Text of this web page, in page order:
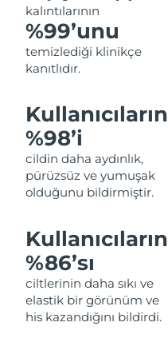
kalıntılarının
%99’unu
temizlediği klinikçe
kanıtlıdır.
Kullanıcıların
%98’i
cildin daha aydınlık,
pürüzsüz ve yumuşak
olduğunu bildirmiştir.
Kullanıcıların
%86’sı
ciltlerinin daha sıkı ve
elastik bir görünüm ve
his kazandığını bildirdi.
Filipinler
Polonya
Porto Riko
Katar
Reunion
Romanya
Rusya
Suudi Arabistan